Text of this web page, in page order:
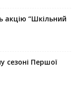
акцію “Шкільний
сезоні Першої